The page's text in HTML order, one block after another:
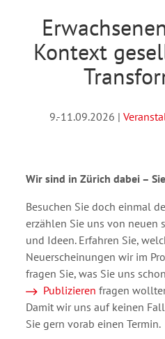
Kontext
9.-11.09.2026 |
Wir sind in Zürich dabei –
Besuchen Sie doch einmal
erzählen Sie uns von neuen
und Ideen. Erfahren Sie,
Neuerscheinungen wir im
fragen Sie, was Sie uns
Publizieren fragen
Damit wir uns auf keinen
Sie gern vorab einen Termin.